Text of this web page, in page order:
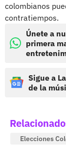
colombianos
contratiempos.
Únete a
primera
Sigue a
de la
Elecciones